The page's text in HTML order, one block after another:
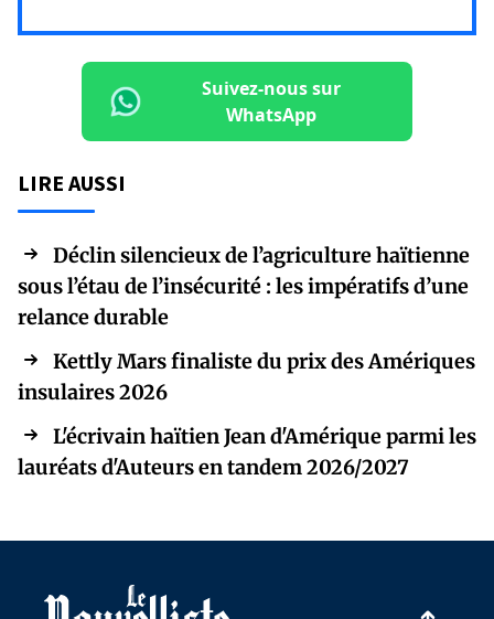
Suivez-nous sur
WhatsApp
LIRE AUSSI
Déclin silencieux de l’agriculture haïtienne
sous l’étau de l’insécurité : les impératifs d’une
relance durable
Kettly Mars finaliste du prix des Amériques
insulaires 2026
L'écrivain haïtien Jean d'Amérique parmi les
lauréats d'Auteurs en tandem 2026/2027